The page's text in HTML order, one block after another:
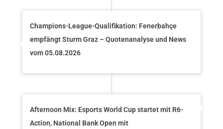
Champions-League-Qualifikation: Fenerbahçe
empfängt Sturm Graz – Quotenanalyse und News
vom 05.08.2026
Afternoon Mix: Esports World Cup startet mit R6-
Action, National Bank Open mit